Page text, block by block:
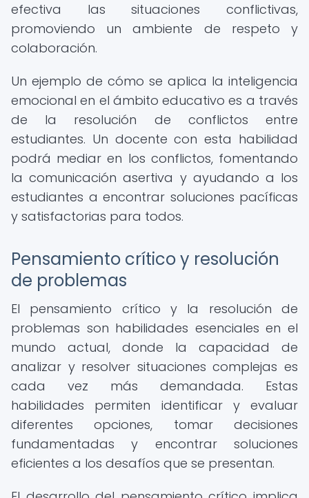
efectiva las situaciones conflictivas,
promoviendo un ambiente de respeto y
colaboración.
Un ejemplo de cómo se aplica la inteligencia
emocional en el ámbito educativo es a través
de la resolución de conflictos entre
estudiantes. Un docente con esta habilidad
podrá mediar en los conflictos, fomentando
la comunicación asertiva y ayudando a los
estudiantes a encontrar soluciones pacíficas
y satisfactorias para todos.
Pensamiento crítico y resolución
de problemas
El pensamiento crítico y la resolución de
problemas son habilidades esenciales en el
mundo actual, donde la capacidad de
analizar y resolver situaciones complejas es
cada vez más demandada. Estas
habilidades permiten identificar y evaluar
diferentes opciones, tomar decisiones
fundamentadas y encontrar soluciones
eficientes a los desafíos que se presentan.